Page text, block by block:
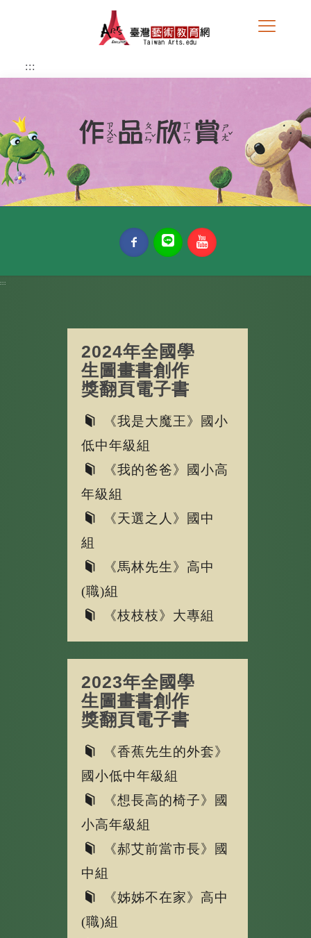
容
:::
:::
2024年全國學
生圖畫書創作
獎翻頁電子書
《我是大魔王》國小
低中年級組
《我的爸爸》國小高
年級組
《天選之人》國中
組
《馬林先生》高中
(職)組
《枝枝枝》大專組
2023年全國學
生圖畫書創作
獎翻頁電子書
《香蕉先生的外套》
國小低中年級組
《想長高的椅子》國
小高年級組
《郝艾前當市長》國
中組
《姊姊不在家》高中
(職)組